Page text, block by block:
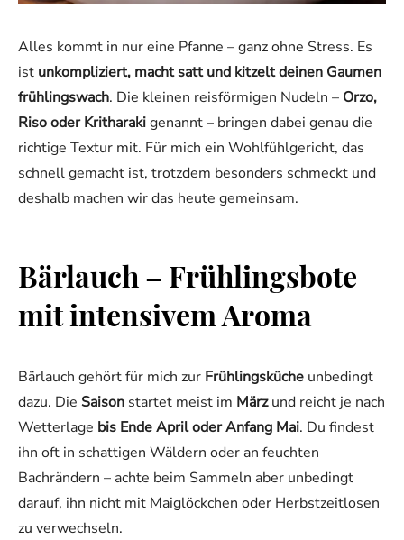
Alles kommt in nur eine Pfanne – ganz ohne Stress. Es
ist unkompliziert, macht satt und kitzelt deinen Gaumen
frühlingswach. Die kleinen reisförmigen Nudeln – Orzo,
Riso oder Kritharakigenannt – bringen dabei genau die
richtige Textur mit. Für mich ein Wohlfühlgericht, das
schnell gemacht ist, trotzdem besonders schmeckt und
deshalb machen wir das heute gemeinsam.
Bärlauch – Frühlingsbote
mit intensivem Aroma
Bärlauch gehört für mich zur Frühlingsküche unbedingt
dazu. Die Saison startet meist im Märzund reicht je nach
Wetterlage bis Ende April oder Anfang Mai. Du findest
ihn oft in schattigen Wäldern oder an feuchten
Bachrändern – achte beim Sammeln aber unbedingt
darauf, ihn nicht mit Maiglöckchen oder Herbstzeitlosen
zu verwechseln.